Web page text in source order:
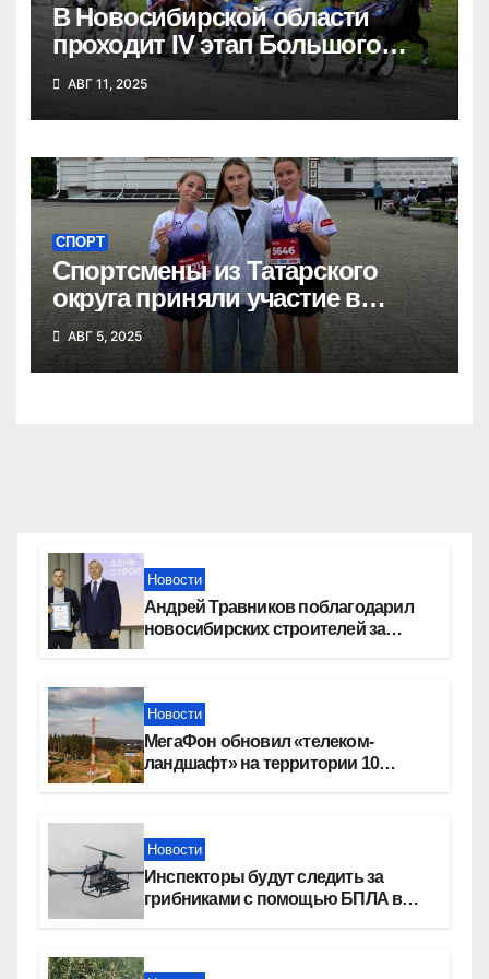
В Новосибирской области
проходит IV этап Большого
Сибирского круга
АВГ 11, 2025
СПОРТ
Спортсмены из Татарского
округа приняли участие в
Сибирском марафоне
АВГ 5, 2025
Новости
Андрей Травников поблагодарил
новосибирских строителей за
Новости
МегаФон обновил «телеком-
ландшафт» на территории 10
Новости
Инспекторы будут следить за
грибниками с помощью БПЛА в